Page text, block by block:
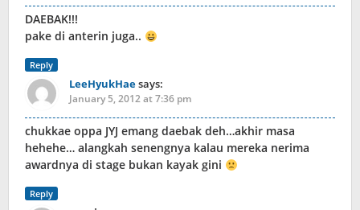
DAEBAK!!!
pake di anterin juga..
Reply
LeeHyukHaesays:
January 5, 2012 at 7:36 pm
chukkae oppa JYJ emang daebak deh…akhir masa
hehehe… alangkah senengnya kalau mereka nerima
awardnya di stage bukan kayak gini
Reply